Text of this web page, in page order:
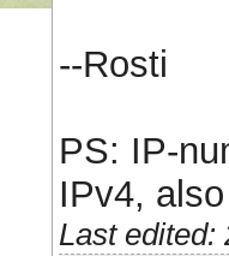
--Rosti
PS: IP-
IPv4,
Last edited: